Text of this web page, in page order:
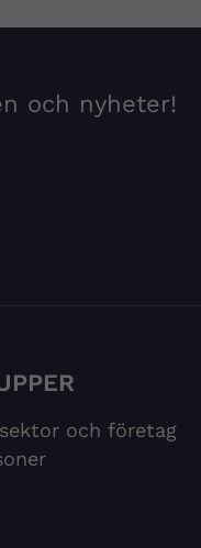
och nyheter!
och företag